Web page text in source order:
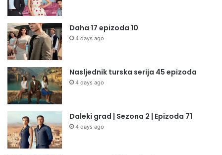
Daha 17 epizoda 10
4 days ago
Nasljednik turska serija 45 epizoda
4 days ago
Daleki grad | Sezona 2 | Epizoda 71
4 days ago